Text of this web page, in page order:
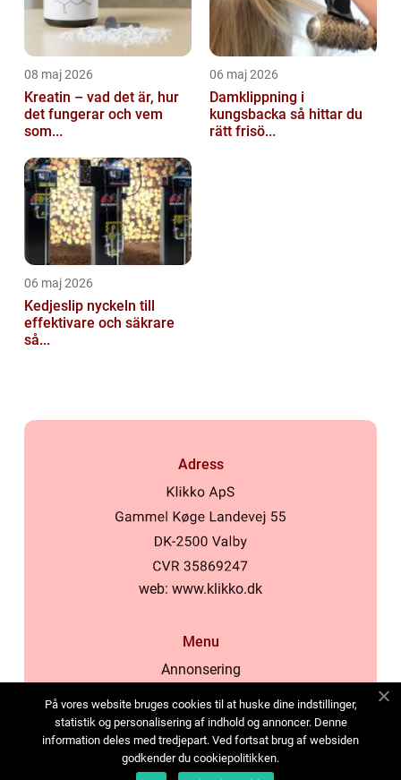
08 maj 2026
Kreatin – vad det är, hur
det fungerar och vem
som...
06 maj 2026
Damklippning i
kungsbacka så hittar du
rätt frisö...
06 maj 2026
Kedjeslip nyckeln till
effektivare och säkrare
så...
Adress
web: www.klikko.dk
Menu
Annonsering
Cookies
Kontakta oss
Sitemap
På vores website bruges cookies til at huske dine indstillinger,
statistik og personalisering af indhold og annoncer. Denne
information deles med tredjepart. Ved fortsat brug af websiden
godkender du cookiepolitikken.